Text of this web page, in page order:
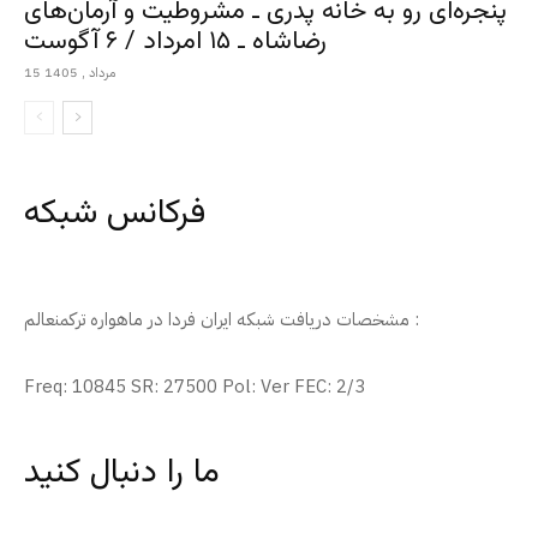
پنجره‌ای رو به خانه پدری ـ مشروطیت و آرمان‌های
رضاشاه ـ ۱۵ امرداد / ۶ آگوست
15 مرداد , 1405
فرکانس شبکه
مشخصات دریافت شبکه ایران فردا در ماهواره ترکمنعالم :
Freq: 10845 SR: 27500 Pol: Ver FEC: 2/3
ما را دنبال کنید